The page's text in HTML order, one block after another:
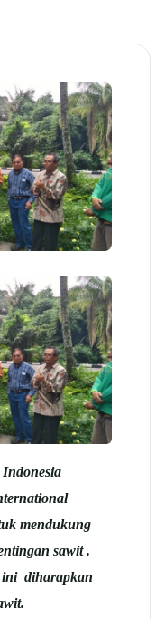
mendukung
sawit .
diharapkan